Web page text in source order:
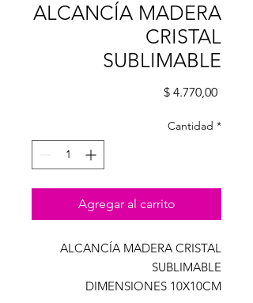
ALCANCÍA MADERA
CRISTAL
SUBLIMABLE
$ 4.770,00Precio
Cantidad *
Agregar al carrito
ALCANCÍA MADERA CRISTAL
SUBLIMABLE
DIMENSIONES 10X10CM